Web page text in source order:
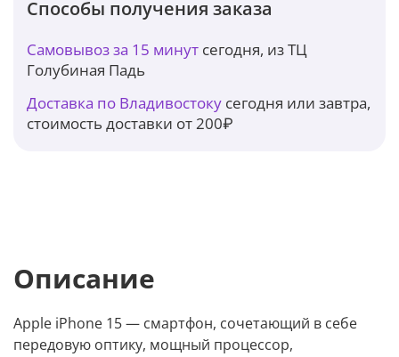
Способы получения заказа
Самовывоз за 15 минут сегодня, из ТЦ
Голубиная Падь
Доставка по Владивостоку сегодня или завтра,
стоимость доставки от 200₽
Описание
Apple iPhone 15 — смартфон, сочетающий в себе
передовую оптику, мощный процессор,